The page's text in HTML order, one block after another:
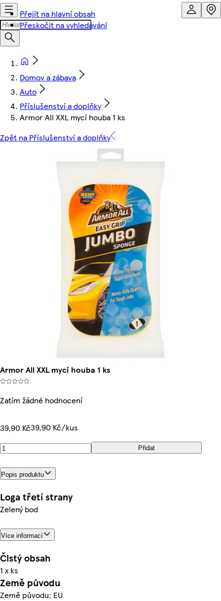
Přejít na hlavní obsah
Přeskočit na vyhledávání
Domov a zábava
Auto
Příslušenství a doplňky
Armor All XXL mycí houba 1 ks
Zpět na Příslušenství a doplňky
Armor All XXL mycí houba 1 ks
Zatím žádné hodnocení
39,90 Kč39,90 Kč/kus
Přidat
Popis produktu
Loga třetí strany
Zelený bod
Více informací
Čistý obsah
1 x ks
Země původu
Země původu: EU